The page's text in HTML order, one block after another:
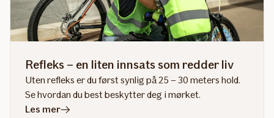
Refleks – en liten innsats som redder liv
Uten refleks er du først synlig på 25 – 30 meters hold.
Se hvordan du best beskytter deg i mørket.
Les meri